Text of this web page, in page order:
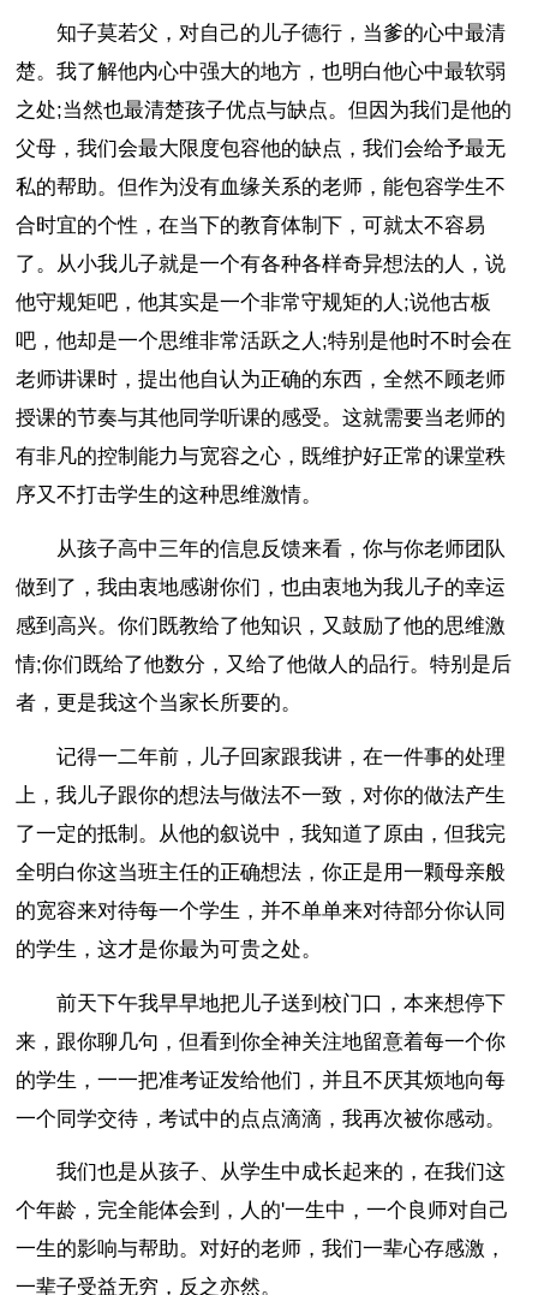
知子莫若父，对自己的儿子德行，当爹的心中最清
楚。我了解他内心中强大的地方，也明白他心中最软弱
之处;当然也最清楚孩子优点与缺点。但因为我们是他的
父母，我们会最大限度包容他的缺点，我们会给予最无
私的帮助。但作为没有血缘关系的老师，能包容学生不
合时宜的个性，在当下的教育体制下，可就太不容易
了。从小我儿子就是一个有各种各样奇异想法的人，说
他守规矩吧，他其实是一个非常守规矩的人;说他古板
吧，他却是一个思维非常活跃之人;特别是他时不时会在
老师讲课时，提出他自认为正确的东西，全然不顾老师
授课的节奏与其他同学听课的感受。这就需要当老师的
有非凡的控制能力与宽容之心，既维护好正常的课堂秩
序又不打击学生的这种思维激情。
从孩子高中三年的信息反馈来看，你与你老师团队
做到了，我由衷地感谢你们，也由衷地为我儿子的幸运
感到高兴。你们既教给了他知识，又鼓励了他的思维激
情;你们既给了他数分，又给了他做人的品行。特别是后
者，更是我这个当家长所要的。
记得一二年前，儿子回家跟我讲，在一件事的处理
上，我儿子跟你的想法与做法不一致，对你的做法产生
了一定的抵制。从他的叙说中，我知道了原由，但我完
全明白你这当班主任的正确想法，你正是用一颗母亲般
的宽容来对待每一个学生，并不单单来对待部分你认同
的学生，这才是你最为可贵之处。
前天下午我早早地把儿子送到校门口，本来想停下
来，跟你聊几句，但看到你全神关注地留意着每一个你
的学生，一一把准考证发给他们，并且不厌其烦地向每
一个同学交待，考试中的点点滴滴，我再次被你感动。
我们也是从孩子、从学生中成长起来的，在我们这
个年龄，完全能体会到，人的'一生中，一个良师对自己
一生的影响与帮助。对好的老师，我们一辈心存感激，
一辈子受益无穷，反之亦然。